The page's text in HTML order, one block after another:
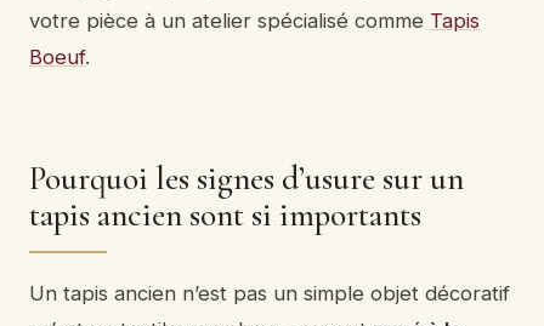
votre pièce à un atelier spécialisé comme Tapis
Boeuf.
Pourquoi les signes d’usure sur un
tapis ancien sont si importants
Un tapis ancien n’est pas un simple objet décoratif